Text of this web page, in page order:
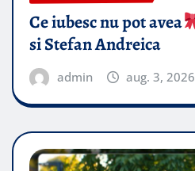
Ce iubesc nu pot avea
si Stefan Andreica
admin aug. 3, 2026